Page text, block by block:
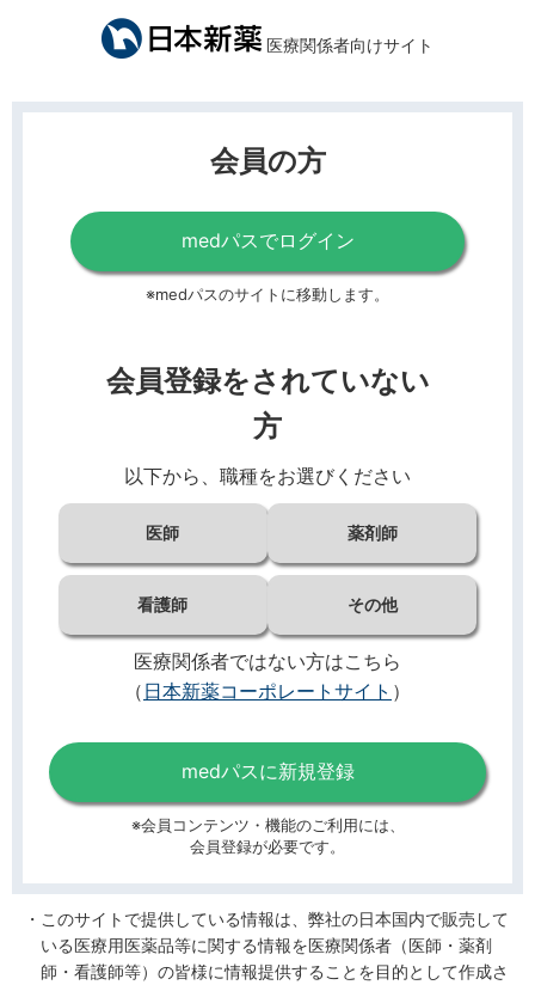
医療関係者向けサイト
会員の方
medパスでログイン
※medパスのサイトに移動します。
会員登録をされていない
方
以下から、職種をお選びください
医師 薬剤師
看護師 その他
医療関係者ではない方はこちら
（ 日本新薬コーポレートサイト ）
medパスに新規登録
※会員コンテンツ・機能のご利用には、
会員登録が必要です。
このサイトで提供している情報は、弊社の日本国内で販売して
いる医療用医薬品等に関する情報を医療関係者（医師・薬剤
師・看護師等）の皆様に情報提供することを目的として作成さ